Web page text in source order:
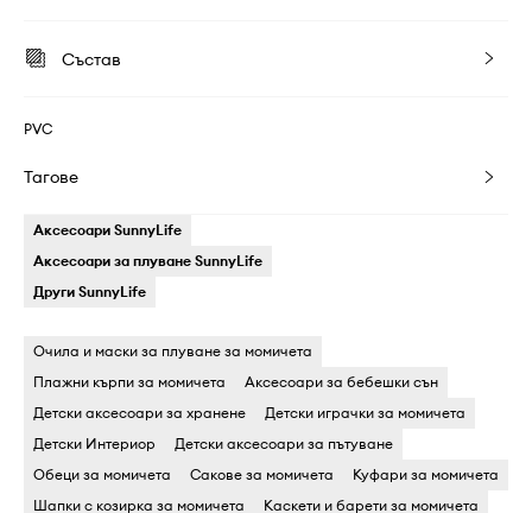
Състав
PVC
Тагове
Аксесоари SunnyLife
Аксесоари за плуване SunnyLife
Други SunnyLife
Очила и маски за плуване за момичета
Плажни кърпи за момичета
Аксесоари за бебешки сън
Детски aксесоари за хранене
Детски играчки за момичета
Детски Интериор
Детски аксесоари за пътуване
Обеци за момичета
Сакове за момичета
Куфари за момичета
Шапки с козирка за момичета
Каскети и барети за момичета